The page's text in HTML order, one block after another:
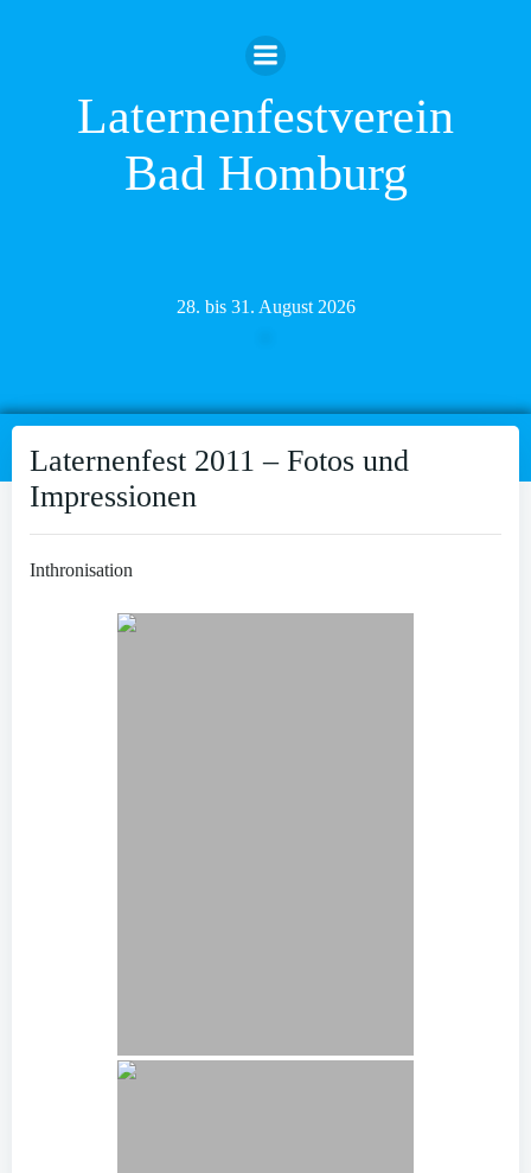
Inhalt
springen
Laternenfestverein
Bad Homburg
28. bis 31. August 2026
Laternenfest 2011 – Fotos und
Impressionen
Inthronisation